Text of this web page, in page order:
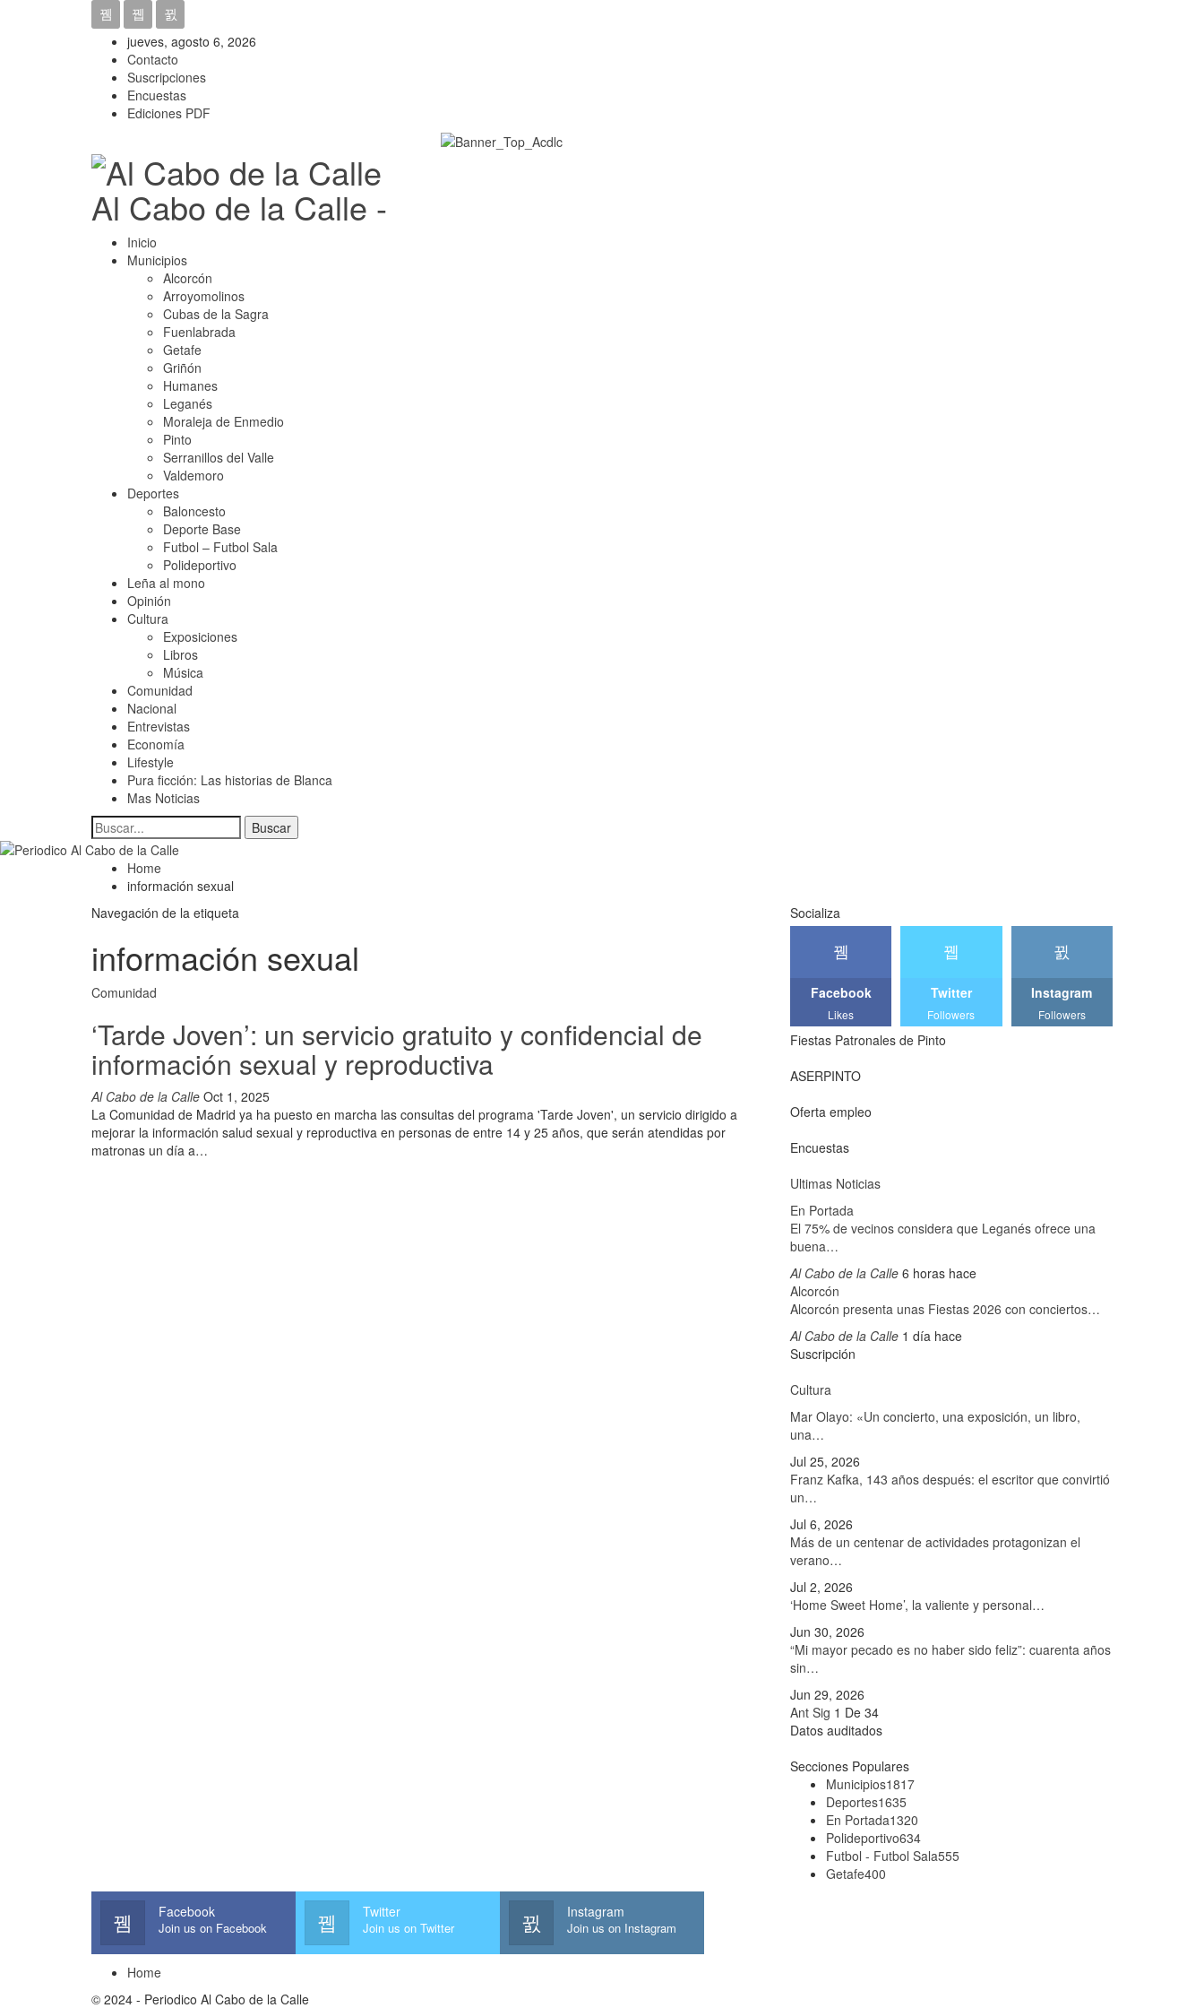
jueves, agosto 6, 2026
Contacto
Suscripciones
Encuestas
Ediciones PDF
Al Cabo de la Calle -
Inicio
Municipios
Alcorcón
Arroyomolinos
Cubas de la Sagra
Fuenlabrada
Getafe
Griñón
Humanes
Leganés
Moraleja de Enmedio
Pinto
Serranillos del Valle
Valdemoro
Deportes
Baloncesto
Deporte Base
Futbol – Futbol Sala
Polideportivo
Leña al mono
Opinión
Cultura
Exposiciones
Libros
Música
Comunidad
Nacional
Entrevistas
Economía
Lifestyle
Pura ficción: Las historias de Blanca
Mas Noticias
Home
información sexual
Navegación de la etiqueta
información sexual
Comunidad
‘Tarde Joven’: un servicio gratuito y confidencial de
información sexual y reproductiva
Al Cabo de la Calle Oct 1, 2025
La Comunidad de Madrid ya ha puesto en marcha las consultas del programa 'Tarde Joven', un servicio dirigido a
mejorar la información salud sexual y reproductiva en personas de entre 14 y 25 años, que serán atendidas por
matronas un día a…
Socializa
Facebook
Likes
Twitter
Followers
Instagram
Followers
Fiestas Patronales de Pinto
ASERPINTO
Oferta empleo
Encuestas
Ultimas Noticias
En Portada
El 75% de vecinos considera que Leganés ofrece una
buena…
Al Cabo de la Calle 6 horas hace
Alcorcón
Alcorcón presenta unas Fiestas 2026 con conciertos…
Al Cabo de la Calle 1 día hace
Suscripción
Cultura
Mar Olayo: «Un concierto, una exposición, un libro,
una…
Jul 25, 2026
Franz Kafka, 143 años después: el escritor que convirtió
un…
Jul 6, 2026
Más de un centenar de actividades protagonizan el
verano…
Jul 2, 2026
‘Home Sweet Home’, la valiente y personal…
Jun 30, 2026
“Mi mayor pecado es no haber sido feliz”: cuarenta años
sin…
Jun 29, 2026
Ant Sig 1 De 34
Datos auditados
Secciones Populares
Municipios1817
Deportes1635
En Portada1320
Polideportivo634
Futbol - Futbol Sala555
Getafe400
Facebook
Join us on Facebook
Twitter
Join us on Twitter
Instagram
Join us on Instagram
Home
© 2024 - Periodico Al Cabo de la Calle